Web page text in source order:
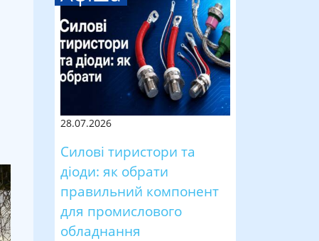
28.07.2026
Силові тиристори та
діоди: як обрати
правильний компонент
для промислового
обладнання